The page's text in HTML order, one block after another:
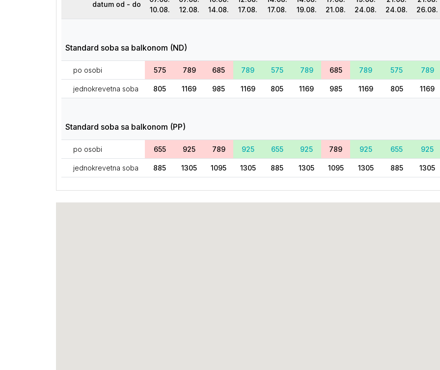
datum od - do
10.08.
12.08.
14.08.
17.08.
17.08.
19.08.
21.08.
24.08.
24.08.
26.08.
Standard soba sa balkonom (ND)
po osobi 575 789 685 789 575 789 685 789 575 789
jednokrevetna soba 805 1169 985 1169 805 1169 985 1169 805 1169
Standard soba sa balkonom (PP)
po osobi 655 925 789 925 655 925 789 925 655 925
jednokrevetna soba 885 1305 1095 1305 885 1305 1095 1305 885 1305